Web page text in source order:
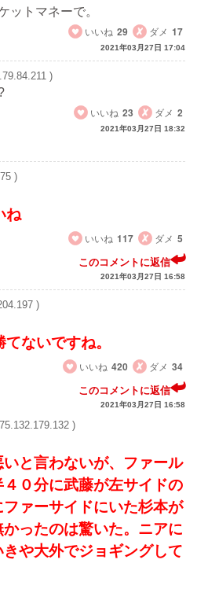
ットマネーで。
いいね 29 ダメ 17
2021年03月27日 17:04
)
いいね 23 ダメ 2
2021年03月27日 18:32
)
ね
いいね 117 ダメ 5
このコメントに返信
2021年03月27日 16:58
)
ないですね。
いいね 420 ダメ 34
このコメントに返信
2021年03月27日 16:58
)
と言わないが、ファール
０分に武藤が左サイドの
ァーサイドにいた杉本が
ったのは驚いた。ニアに
や大外でジョギングして